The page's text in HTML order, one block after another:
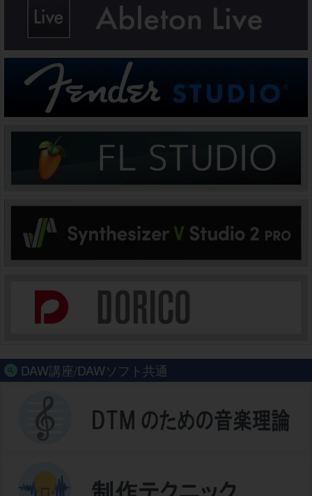
DAW講座/DAWソフト共通